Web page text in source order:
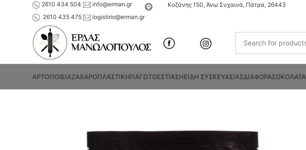
2610 434 504
2610 435 475
info@erman.gr
logistirio@erman.gr
Κοζάνης 150, Άνω Συχαινά, Πάτρα, 26443
ΑΡΤΟΠΟΙΕΙΑΖΑΧΑΡΟΠΛΑΣΤΙΚΗΠΑΓΩΤΟΕΣΤΙΑΣΗΕΙΔΗ ΣΥΣΚΕΥΑΣΙΑΣΔΙΑΦΟΡΑΣΟΚΟΛΑΤΑ